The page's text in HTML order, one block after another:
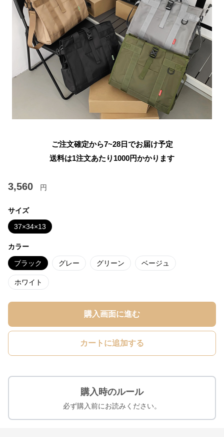
ご注文確定から7~28日でお届け予定
送料は1注文あたり 1000円かかります
3,560 円
サイズ
37×34×13
カラー
ブラック グレー グリーン ベージュ
ホワイト
購入画面に進む
カートに追加する
購入時のルール
必ず購入前にお読みください。